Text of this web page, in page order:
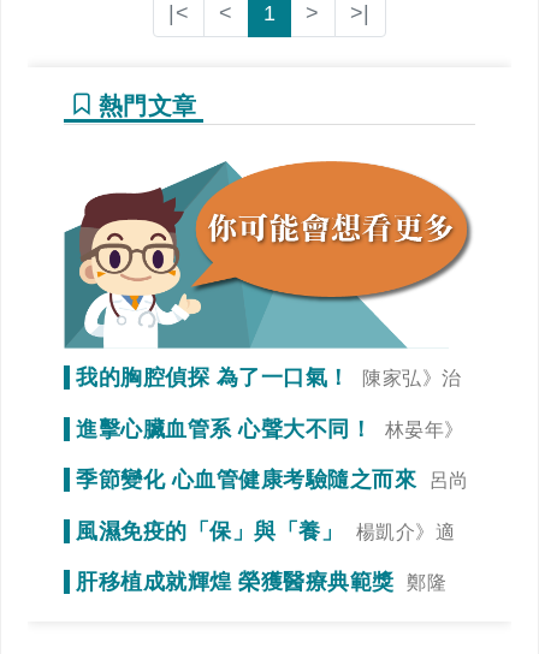
|< < 1 > >|
熱門文章
我的胸腔偵探 為了一口氣！
陳家弘》治
療是為了未來生活品質
進擊心臟血管系 心聲大不同！
林晏年》
調整生活習慣「心」事就變少！
季節變化 心血管健康考驗隨之而來
呂尚
風濕免疫的「保」與「養」
楊凱介》適
當運動，達到調整免疫力的效果
肝移植成就輝煌 榮獲醫療典範獎
鄭隆